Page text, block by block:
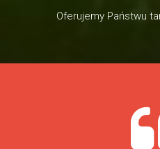
Oferujemy Państwu